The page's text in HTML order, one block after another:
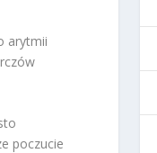
arytmii
poczucie